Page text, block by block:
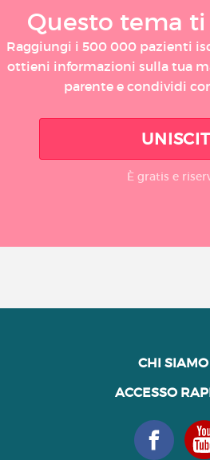
Questo tema ti
Raggiungi i 500 000 pazienti
ottieni informazioni sulla tua
parente e condividi
È gratis e
CHI SIAMO
ACCESSO